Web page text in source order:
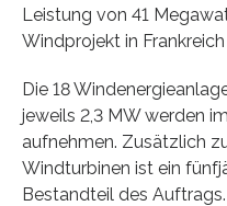
Leistung von 41
Windprojekt in Frankreich
Die 18
jeweils 2,3 MW werden
aufnehmen. Zusätzlich
Windturbinen ist ein
Bestandteil des Auftrags.